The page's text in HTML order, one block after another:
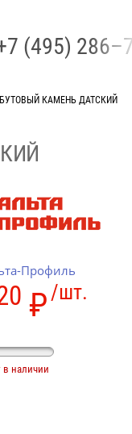
(495)
КАМЕНЬ ДАТСКИЙ
Профиль
/шт.
₽
в наличии